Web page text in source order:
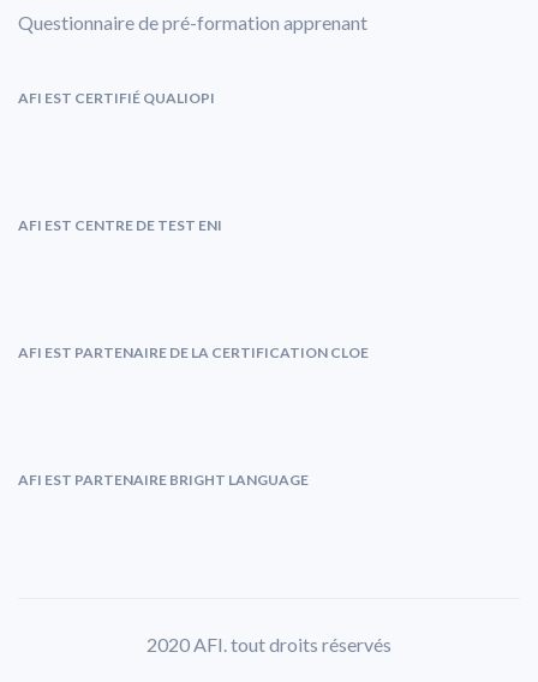
Questionnaire de pré-formation apprenant
AFI EST CERTIFIÉ QUALIOPI
AFI EST CENTRE DE TEST ENI
AFI EST PARTENAIRE DE LA CERTIFICATION CLOE
AFI EST PARTENAIRE BRIGHT LANGUAGE
2020 AFI. tout droits réservés